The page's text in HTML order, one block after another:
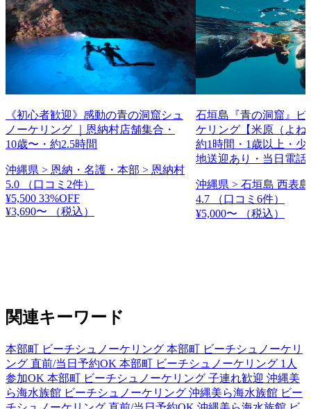
《初心者歓迎》感動の青の洞窟シュ
ノーケリング ｜恩納村店舗集合・
10歳〜・約2.5時間
沖縄県 > 恩納・名護・本部 > 恩納村
5.0
（口コミ2件）
¥5,500 33%OFF
¥3,690〜
（税込）
石垣島『青の洞窟』ビ
ケリング【米原（よね
約1時間・1歳以上・少
地送迎あり・当日電話
沖縄県 > 石垣島 西表
4.7
（口コミ6件）
¥5,000〜
（税込）
関連キーワード
本部町 ビーチシュノーケリング 本部町 ビーチシュノーケリ
ング 直前/当日予約OK 本部町 ビーチシュノーケリング 1人
参加OK 本部町 ビーチシュノーケリング 子連れ歓迎 沖縄美
ら海水族館 ビーチシュノーケリング 沖縄美ら海水族館 ビー